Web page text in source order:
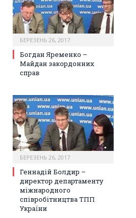
БЕРЕЗЕНЬ 26, 2017
Богдан Яременко –
Майдан закордонних
справ
БЕРЕЗЕНЬ 26, 2017
Геннадій Болдир –
директор департаменту
міжнародного
співробітництва ТПП
України